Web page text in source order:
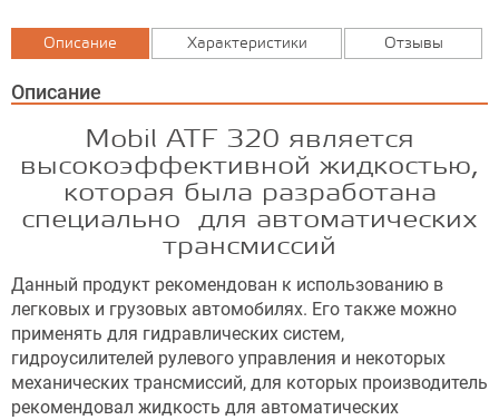
Описание Характеристики Отзывы
Описание
Mobil ATF 320 является
высокоэффективной жидкостью,
которая была разработана
специально для автоматических
трансмиссий
Данный продукт рекомендован к использованию в
легковых и грузовых автомобилях. Его также можно
применять для гидравлических систем,
гидроусилителей рулевого управления и некоторых
механических трансмиссий, для которых производитель
рекомендовал жидкость для автоматических